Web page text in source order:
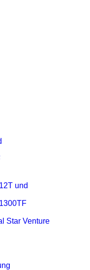
und
Star Venture